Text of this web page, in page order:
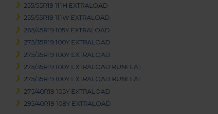
255/55R19 111H EXTRALOAD
255/55R19 111W EXTRALOAD
265/45R19 105Y EXTRALOAD
275/35R19 100Y EXTRALOAD
275/35R19 100Y EXTRALOAD
275/35R19 100Y EXTRALOAD RUNFLAT
275/35R19 100Y EXTRALOAD RUNFLAT
275/40R19 105Y EXTRALOAD
295/40R19 108Y EXTRALOAD